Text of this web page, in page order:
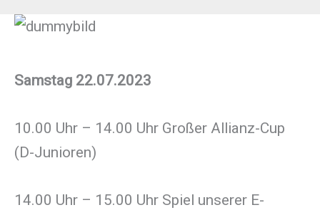
Samstag 22.07.2023
10.00 Uhr – 14.00 Uhr Großer Allianz-Cup
(D-Junioren)
14.00 Uhr – 15.00 Uhr Spiel unserer E-